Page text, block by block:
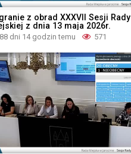
z obrad XXXVII Sesji Rady
z dnia 13 maja 2026r.
88 dni 14 godzin temu 571